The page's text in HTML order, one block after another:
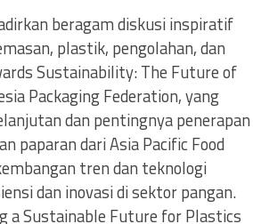
beragam diskusi inspiratif
plastik, pengolahan, dan
Sustainability: The Future of
Packaging Federation, yang
dan pentingnya penerapan
paparan dari Asia Pacific Food
tren dan teknologi
dan inovasi di sektor pangan.
a Sustainable Future for Plastics